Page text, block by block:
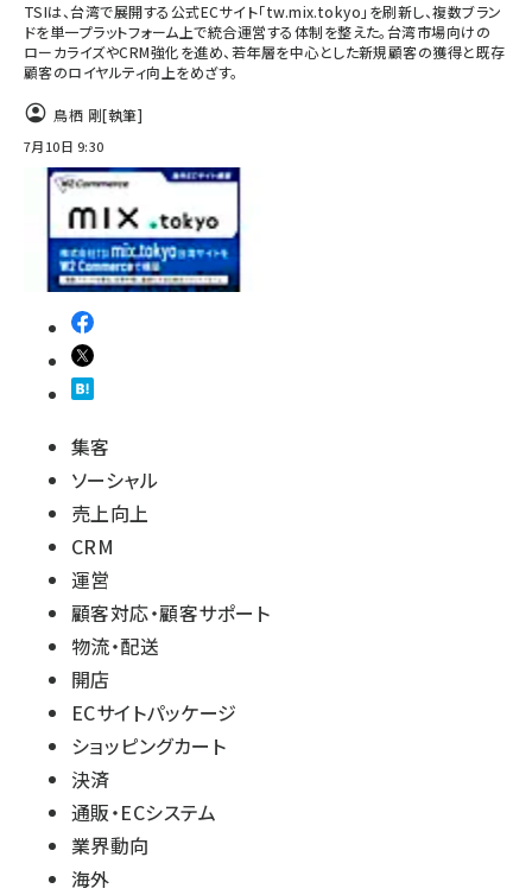
TSIは、台湾で展開する公式ECサイト「tw.mix.tokyo」を刷新し、複数ブラン
ドを単一プラットフォーム上で統合運営する体制を整えた。台湾市場向けの
ローカライズやCRM強化を進め、若年層を中心とした新規顧客の獲得と既存
顧客のロイヤルティ向上をめざす。
鳥栖 剛[執筆]
7月10日 9:30
集客
ソーシャル
売上向上
CRM
運営
顧客対応・顧客サポート
物流・配送
開店
ECサイトパッケージ
ショッピングカート
決済
通販・ECシステム
業界動向
海外